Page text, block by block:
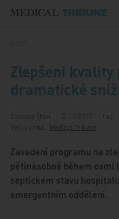
Zlepšení kvality
dramatické
2 minuty čtení 3. 10. 2017
red
Vyšlo v titulu Medical Tribune
Zavedení programu na
pětinásobně během
septickém stavu
emergentním oddělení.